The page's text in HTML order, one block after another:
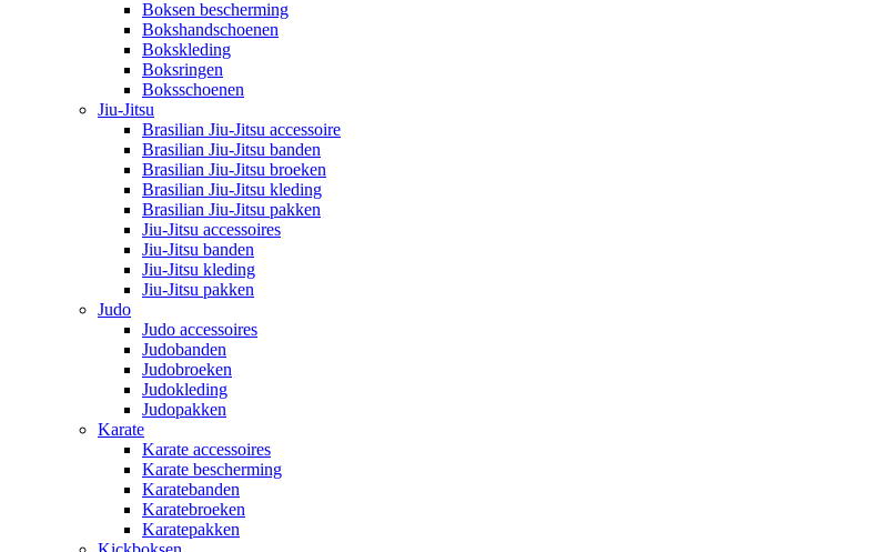
Boksen bescherming
Bokshandschoenen
Bokskleding
Boksringen
Boksschoenen
Jiu-Jitsu
Brasilian Jiu-Jitsu accessoire
Brasilian Jiu-Jitsu banden
Brasilian Jiu-Jitsu broeken
Brasilian Jiu-Jitsu kleding
Brasilian Jiu-Jitsu pakken
Jiu-Jitsu accessoires
Jiu-Jitsu banden
Jiu-Jitsu kleding
Jiu-Jitsu pakken
Judo
Judo accessoires
Judobanden
Judobroeken
Judokleding
Judopakken
Karate
Karate accessoires
Karate bescherming
Karatebanden
Karatebroeken
Karatepakken